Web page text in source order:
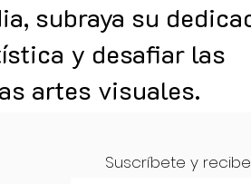
subraya su
y desafiar las
artes visuales.
Suscríbete y